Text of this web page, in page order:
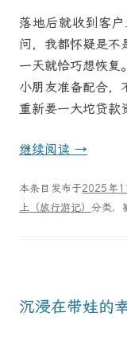
落地后就收到客
问，我都怀疑是不
一天就恰巧想恢复
小朋友准备配合，
重新要一大坨贷款
继续阅读 →
本条目发布于2025年
上（旅行游记） 分类，
沉浸在带娃的